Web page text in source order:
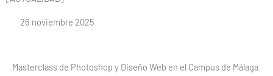
26 noviembre 2025
Masterclass de Photoshop y Diseño Web en el Campus de Málaga